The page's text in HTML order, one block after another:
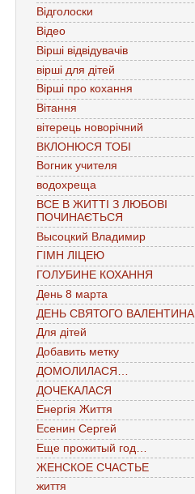
Відголоски
Відео
Вірші відвідувачів
вірші для дітей
Вірші про кохання
Вітання
вітерець новорічний
ВКЛОНЮСЯ ТОБІ
Вогник учителя
водохреща
ВСЕ В ЖИТТІ З ЛЮБОВІ
ПОЧИНАЄТЬСЯ
Высоцкий Владимир
ГІМН ЛІЦЕЮ
ГОЛУБИНЕ КОХАННЯ
День 8 марта
ДЕНЬ СВЯТОГО ВАЛЕНТИНА
Для дітей
Добавить метку
ДОМОЛИЛАСЯ…
ДОЧЕКАЛАСЯ
Енергія Життя
Есенин Сергей
Еще прожитый год…
ЖЕНСКОЕ СЧАСТЬЕ
життя